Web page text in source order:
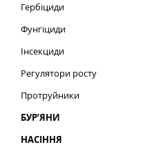
Гербіциди
Фунгіциди
Інсекциди
Регулятори росту
Протруйники
БУР’ЯНИ
НАСІННЯ